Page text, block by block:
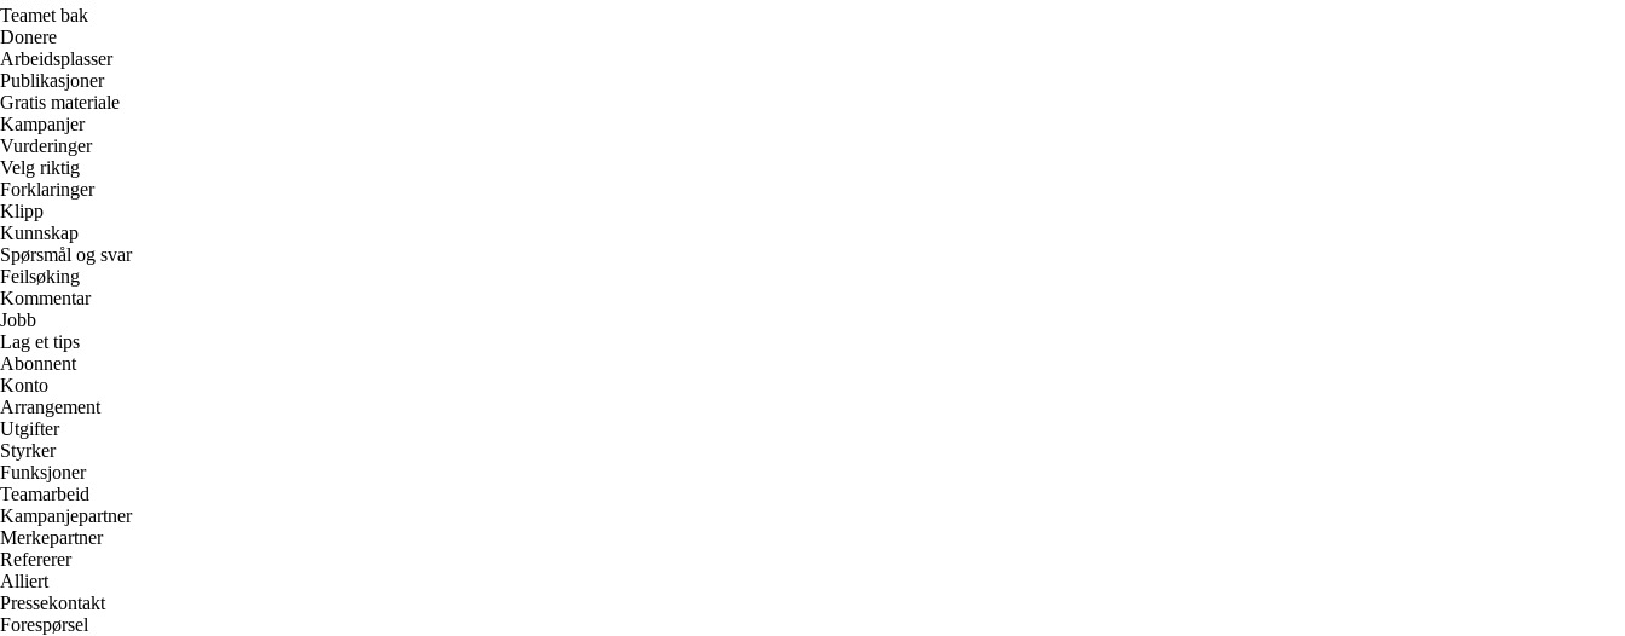
Teamet bak
Donere
Arbeidsplasser
Publikasjoner
Gratis materiale
Kampanjer
Vurderinger
Velg riktig
Forklaringer
Klipp
Kunnskap
Spørsmål og svar
Feilsøking
Kommentar
Jobb
Lag et tips
Abonnent
Konto
Arrangement
Utgifter
Styrker
Funksjoner
Teamarbeid
Kampanjepartner
Merkepartner
Refererer
Alliert
Pressekontakt
Forespørsel